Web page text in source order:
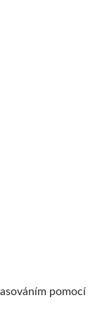
pomocí